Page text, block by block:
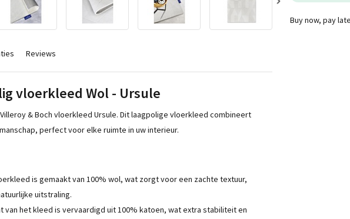
Reviews
vloerkleed Wol - Ursule
& Boch vloerkleed Ursule. Dit laagpolige vloerkleed combineert
perfect voor elke ruimte in uw interieur.
is gemaakt van 100% wol, wat zorgt voor een zachte textuur,
uitstraling.
van het kleed is vervaardigd uit 100% katoen, wat extra stabiliteit en
Buy now, pay